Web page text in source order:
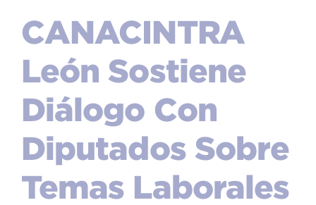
CANACINTRA
León Sostiene
Diálogo Con
Diputados Sobre
Temas Laborales